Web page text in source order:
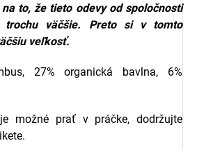
to, že tieto odevy od spoločnosti
väčšie. Preto si v tomto
veľkosť.
27% organická bavlna, 6%
možné prať v práčke, dodržujte